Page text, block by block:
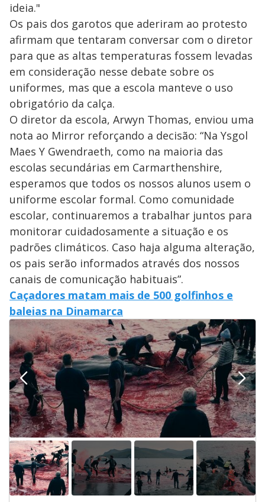
ideia."
Os pais dos garotos que aderiram ao protesto
afirmam que tentaram conversar com o diretor
para que as altas temperaturas fossem levadas
em consideração nesse debate sobre os
uniformes, mas que a escola manteve o uso
obrigatório da calça.
O diretor da escola, Arwyn Thomas, enviou uma
nota ao Mirror reforçando a decisão: “Na Ysgol
Maes Y Gwendraeth, como na maioria das
escolas secundárias em Carmarthenshire,
esperamos que todos os nossos alunos usem o
uniforme escolar formal. Como comunidade
escolar, continuaremos a trabalhar juntos para
monitorar cuidadosamente a situação e os
padrões climáticos. Caso haja alguma alteração,
os pais serão informados através dos nossos
canais de comunicação habituais”.
Caçadores matam mais de 500 golfinhos e
baleias na Dinamarca